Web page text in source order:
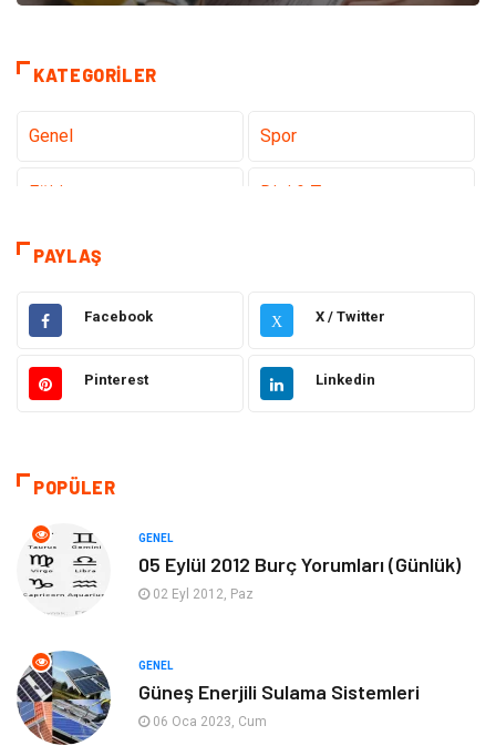
KATEGORILER
Genel Spor
Eğitim Dizi & Tv
Dünya'dan Haberler
Müzik İnternet
Ülkemizden Haberler Politika & Siyaset
Akıllı Telefon
Soru-Cevap
Ekonomi
Tanıtıcı Reklam Alışveriş
PAYLAŞ
Facebook X X / Twitter
Pinterest Linkedin
POPÜLER
GENEL
05 Eylül 2012 Burç Yorumları (Günlük)
02 Eyl 2012, Paz
GENEL
Güneş Enerjili Sulama Sistemleri
06 Oca 2023, Cum